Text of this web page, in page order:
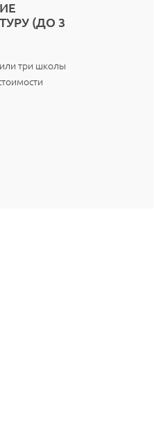
(ДО 3
три школы